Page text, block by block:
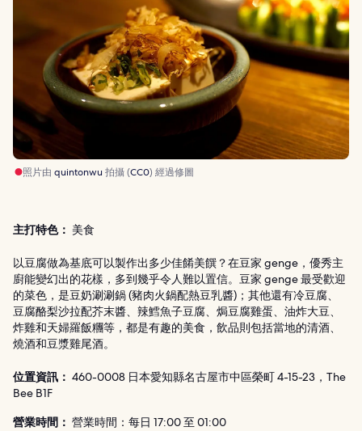
照片由 quintonwu 拍攝 (CC0) 經過修圖
主打特色： 美食
以豆腐做為基底可以製作出多少佳餚美饌？在豆家 genge，優秀主
廚能變幻出的花樣，多到幾乎令人難以置信。豆家 genge 最受歡迎
的菜色，是豆奶涮涮鍋 (豬肉火鍋配熱豆乳醬)；其他還有冷豆腐、
豆腐酪梨沙拉配芥末醬、辣鱈魚子豆腐、焗豆腐雞蛋、油炸大豆、
炸雞和天婦羅飯糰等，都是有趣的美食，飲品則包括當地的清酒、
燒酒和豆漿雞尾酒。
位置資訊： 460-0008 日本愛知縣名古屋市中區榮町 4-15-23，The
Bee B1F
營業時間： 營業時間：每日 17:00 至 01:00